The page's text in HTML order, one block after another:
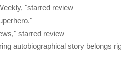
"starred review
starred review
autobiographical story belongs